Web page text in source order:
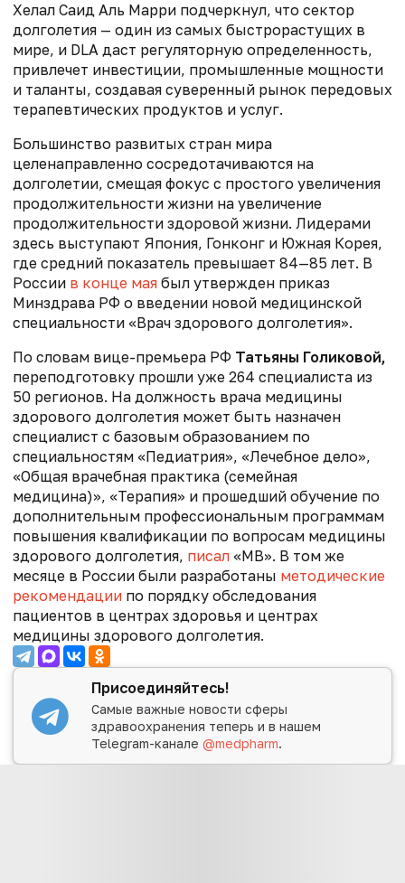
Хелал Саид Аль Марри подчеркнул, что сектор
долголетия — один из самых быстрорастущих в
мире, и DLA даст регуляторную определенность,
привлечет инвестиции, промышленные мощности
и таланты, создавая суверенный рынок передовых
терапевтических продуктов и услуг.
Большинство развитых стран мира
целенаправленно сосредотачиваются на
долголетии, смещая фокус с простого увеличения
продолжительности жизни на увеличение
продолжительности здоровой жизни. Лидерами
здесь выступают Япония, Гонконг и Южная Корея,
где средний показатель превышает 84—85 лет. В
России в конце мая был утвержден приказ
Минздрава РФ о введении новой медицинской
специальности «Врач здорового долголетия».
По словам вице-премьера РФ Татьяны Голиковой,
переподготовку прошли уже 264 специалиста из
50 регионов. На должность врача медицины
здорового долголетия может быть назначен
специалист с базовым образованием по
специальностям «Педиатрия», «Лечебное дело»,
«Общая врачебная практика (семейная
медицина)», «Терапия» и прошедший обучение по
дополнительным профессиональным программам
повышения квалификации по вопросам медицины
здорового долголетия, писал «МВ». В том же
месяце в России были разработаны методические
рекомендации по порядку обследования
пациентов в центрах здоровья и центрах
медицины здорового долголетия.
Присоединяйтесь!
Самые важные новости сферы
здравоохранения теперь и в нашем
Telegram-канале@medpharm.